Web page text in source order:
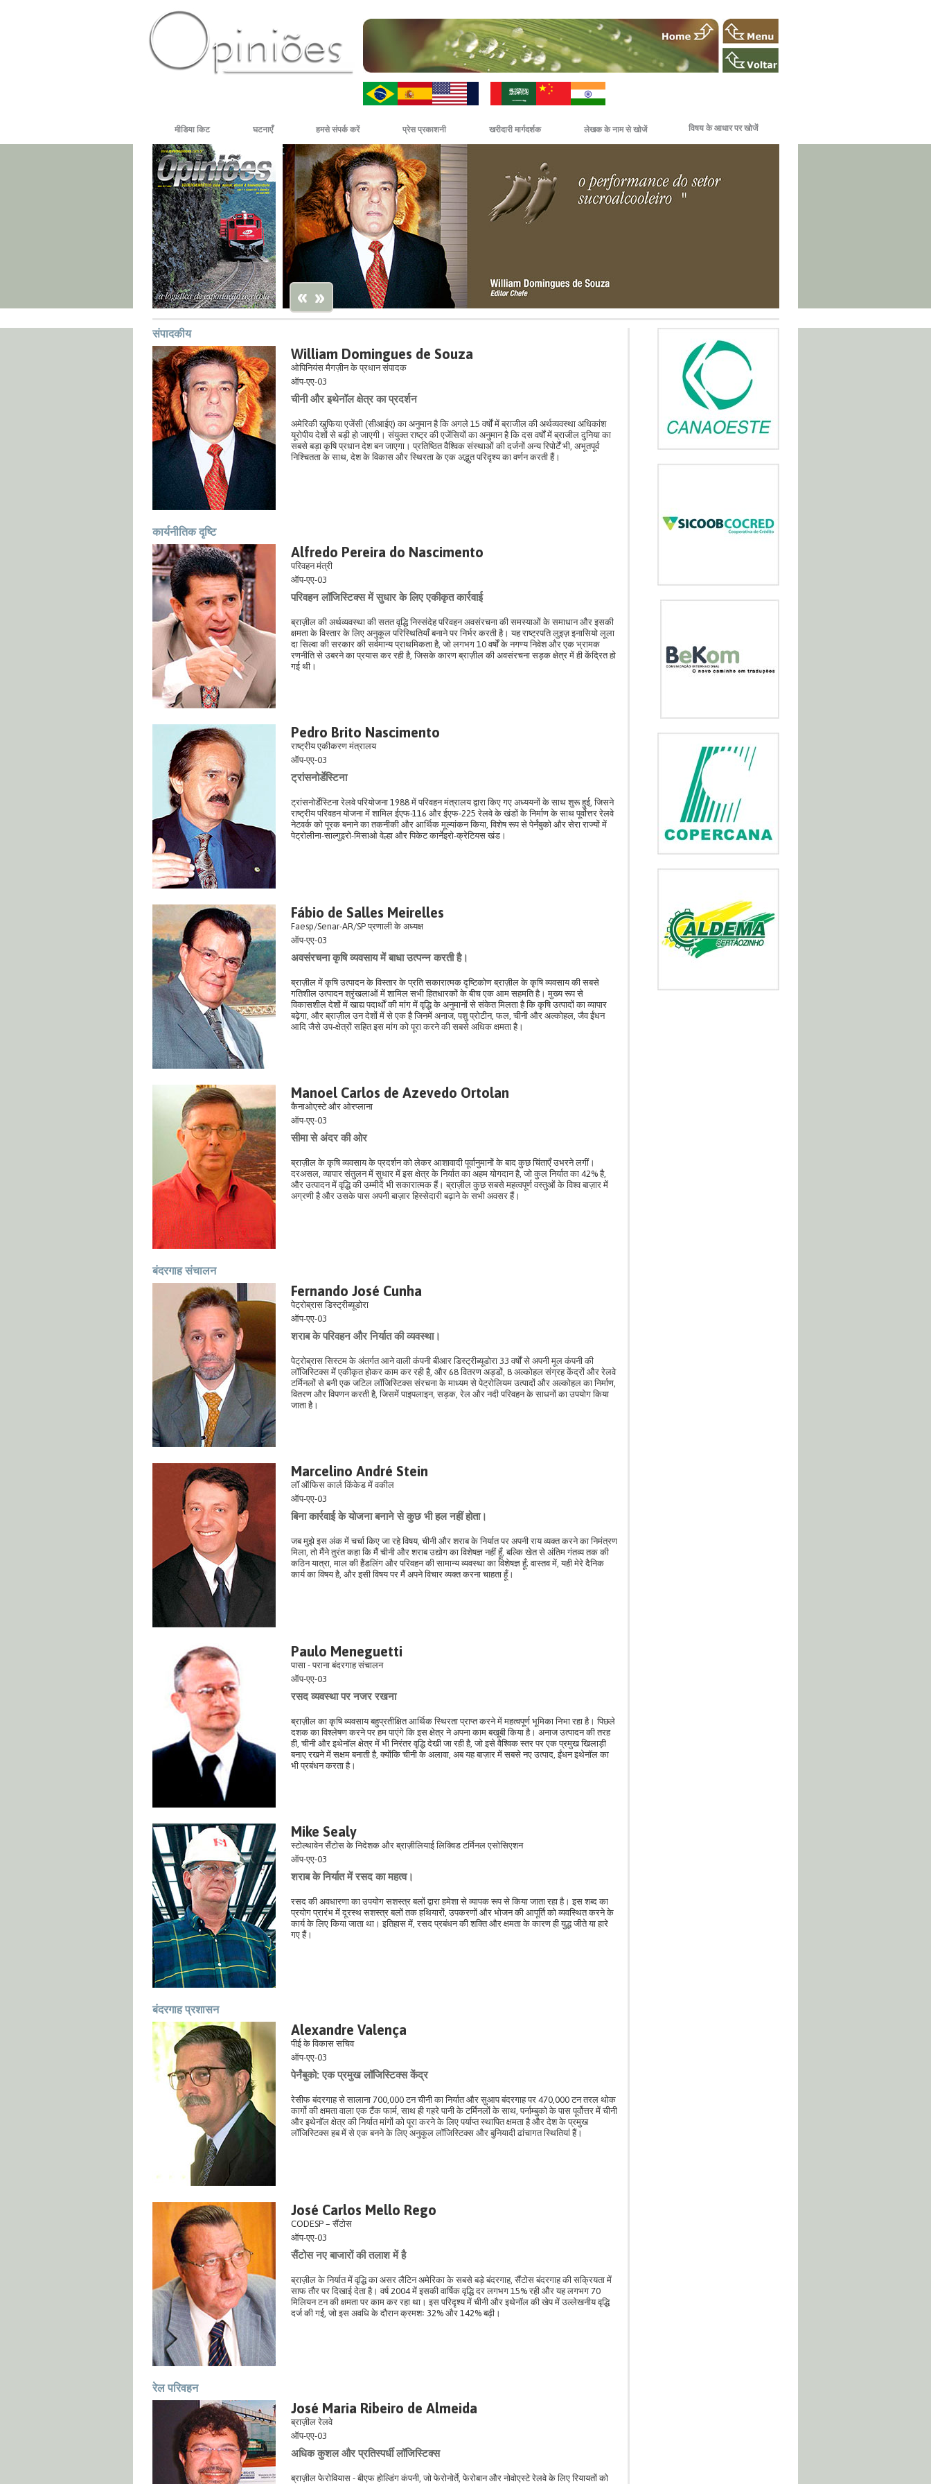
मीडिया किट घटनाएँ हमसे संपर्क करें प्रेस प्रकाशनी खरीदारी मार्गदर्शक लेखक के नाम से खोजें विषय के आधार पर खोजें
संपादकीय
William Domingues de Souza
ओपिनियंस मैगज़ीन के प्रधान संपादक
ऑप-एए-03
चीनी और इथेनॉल क्षेत्र का प्रदर्शन
अमेरिकी खुफिया एजेंसी (सीआईए) का अनुमान है कि अगले 15 वर्षों में ब्राजील की अर्थव्यवस्था अधिकांश
यूरोपीय देशों से बड़ी हो जाएगी। संयुक्त राष्ट्र की एजेंसियों का अनुमान है कि दस वर्षों में ब्राजील दुनिया का
सबसे बड़ा कृषि प्रधान देश बन जाएगा। प्रतिष्ठित वैश्विक संस्थाओं की दर्जनों अन्य रिपोर्टें भी, अभूतपूर्व
निश्चितता के साथ, देश के विकास और स्थिरता के एक अद्भुत परिदृश्य का वर्णन करती हैं।
कार्यनीतिक दृष्टि
Alfredo Pereira do Nascimento
परिवहन मंत्री
ऑप-एए-03
परिवहन लॉजिस्टिक्स में सुधार के लिए एकीकृत कार्रवाई
ब्राज़ील की अर्थव्यवस्था की सतत वृद्धि निस्संदेह परिवहन अवसंरचना की समस्याओं के समाधान और इसकी
क्षमता के विस्तार के लिए अनुकूल परिस्थितियाँ बनाने पर निर्भर करती है। यह राष्ट्रपति लुइज़ इनासियो लूला
दा सिल्वा की सरकार की सर्वमान्य प्राथमिकता है, जो लगभग 10 वर्षों के नगण्य निवेश और एक भ्रामक
रणनीति से उबरने का प्रयास कर रही है, जिसके कारण ब्राज़ील की अवसंरचना सड़क क्षेत्र में ही केंद्रित हो
गई थी।
Pedro Brito Nascimento
राष्ट्रीय एकीकरण मंत्रालय
ऑप-एए-03
ट्रांसनोर्डेस्टिना
ट्रांसनोर्डेस्टिना रेलवे परियोजना 1988 में परिवहन मंत्रालय द्वारा किए गए अध्ययनों के साथ शुरू हुई, जिसने
राष्ट्रीय परिवहन योजना में शामिल ईएफ-116 और ईएफ-225 रेलवे के खंडों के निर्माण के साथ पूर्वोत्तर रेलवे
नेटवर्क को पूरक बनाने का तकनीकी और आर्थिक मूल्यांकन किया, विशेष रूप से पेर्नंबुको और सेरा राज्यों में
पेट्रोलीना-साल्गुइरो-मिसाओ वेल्हा और पिकेट कार्नेइरो-क्रेटियस खंड।
Fábio de Salles Meirelles
Faesp/Senar-AR/SP प्रणाली के अध्यक्ष
ऑप-एए-03
अवसंरचना कृषि व्यवसाय में बाधा उत्पन्न करती है।
ब्राज़ील में कृषि उत्पादन के विस्तार के प्रति सकारात्मक दृष्टिकोण ब्राज़ील के कृषि व्यवसाय की सबसे
गतिशील उत्पादन श्रृंखलाओं में शामिल सभी हितधारकों के बीच एक आम सहमति है। मुख्य रूप से
विकासशील देशों में खाद्य पदार्थों की मांग में वृद्धि के अनुमानों से संकेत मिलता है कि कृषि उत्पादों का व्यापार
बढ़ेगा, और ब्राज़ील उन देशों में से एक है जिनमें अनाज, पशु प्रोटीन, फल, चीनी और अल्कोहल, जैव ईंधन
आदि जैसे उप-क्षेत्रों सहित इस मांग को पूरा करने की सबसे अधिक क्षमता है।
Manoel Carlos de Azevedo Ortolan
कैनाओएस्टे और ओरप्लाना
ऑप-एए-03
सीमा से अंदर की ओर
ब्राज़ील के कृषि व्यवसाय के प्रदर्शन को लेकर आशावादी पूर्वानुमानों के बाद कुछ चिंताएँ उभरने लगीं।
दरअसल, व्यापार संतुलन में सुधार में इस क्षेत्र के निर्यात का अहम योगदान है, जो कुल निर्यात का 42% है,
और उत्पादन में वृद्धि की उम्मीदें भी सकारात्मक हैं। ब्राज़ील कुछ सबसे महत्वपूर्ण वस्तुओं के विश्व बाज़ार में
अग्रणी है और उसके पास अपनी बाज़ार हिस्सेदारी बढ़ाने के सभी अवसर हैं।
बंदरगाह संचालन
Fernando José Cunha
पेट्रोब्रास डिस्ट्रीब्यूडोरा
ऑप-एए-03
शराब के परिवहन और निर्यात की व्यवस्था।
पेट्रोब्रास सिस्टम के अंतर्गत आने वाली कंपनी बीआर डिस्ट्रीब्यूडोरा 33 वर्षों से अपनी मूल कंपनी की
लॉजिस्टिक्स में एकीकृत होकर काम कर रही है, और 68 वितरण अड्डों, 8 अल्कोहल संग्रह केंद्रों और रेलवे
टर्मिनलों से बनी एक जटिल लॉजिस्टिक्स संरचना के माध्यम से पेट्रोलियम उत्पादों और अल्कोहल का निर्माण,
वितरण और विपणन करती है, जिसमें पाइपलाइन, सड़क, रेल और नदी परिवहन के साधनों का उपयोग किया
जाता है।
Marcelino André Stein
लॉ ऑफिस कार्ल किंकेड में वकील
ऑप-एए-03
बिना कार्रवाई के योजना बनाने से कुछ भी हल नहीं होता।
जब मुझे इस अंक में चर्चा किए जा रहे विषय, चीनी और शराब के निर्यात पर अपनी राय व्यक्त करने का निमंत्रण
मिला, तो मैंने तुरंत कहा कि मैं चीनी और शराब उद्योग का विशेषज्ञ नहीं हूँ, बल्कि खेत से अंतिम गंतव्य तक की
कठिन यात्रा, माल की हैंडलिंग और परिवहन की सामान्य व्यवस्था का विशेषज्ञ हूँ; वास्तव में, यही मेरे दैनिक
कार्य का विषय है, और इसी विषय पर मैं अपने विचार व्यक्त करना चाहता हूँ।
Paulo Meneguetti
पासा - पराना बंदरगाह संचालन
ऑप-एए-03
रसद व्यवस्था पर नजर रखना
ब्राज़ील का कृषि व्यवसाय बहुप्रतीक्षित आर्थिक स्थिरता प्राप्त करने में महत्वपूर्ण भूमिका निभा रहा है। पिछले
दशक का विश्लेषण करने पर हम पाएंगे कि इस क्षेत्र ने अपना काम बखूबी किया है। अनाज उत्पादन की तरह
ही, चीनी और इथेनॉल क्षेत्र में भी निरंतर वृद्धि देखी जा रही है, जो इसे वैश्विक स्तर पर एक प्रमुख खिलाड़ी
बनाए रखने में सक्षम बनाती है, क्योंकि चीनी के अलावा, अब यह बाज़ार में सबसे नए उत्पाद, ईंधन इथेनॉल का
भी प्रबंधन करता है।
Mike Sealy
स्टोल्थावेन सैंटोस के निदेशक और ब्राज़ीलियाई लिक्विड टर्मिनल एसोसिएशन
ऑप-एए-03
शराब के निर्यात में रसद का महत्व।
रसद की अवधारणा का उपयोग सशस्त्र बलों द्वारा हमेशा से व्यापक रूप से किया जाता रहा है। इस शब्द का
प्रयोग प्रारंभ में दूरस्थ सशस्त्र बलों तक हथियारों, उपकरणों और भोजन की आपूर्ति को व्यवस्थित करने के
कार्य के लिए किया जाता था। इतिहास में, रसद प्रबंधन की शक्ति और क्षमता के कारण ही युद्ध जीते या हारे
गए हैं।
बंदरगाह प्रशासन
Alexandre Valença
पीई के विकास सचिव
ऑप-एए-03
पेर्नंबुको: एक प्रमुख लॉजिस्टिक्स केंद्र
रेसीफ बंदरगाह से सालाना 700,000 टन चीनी का निर्यात और सुआप बंदरगाह पर 470,000 टन तरल थोक
कार्गो की क्षमता वाला एक टैंक फार्म, साथ ही गहरे पानी के टर्मिनलों के साथ, पर्नाम्बुको के पास पूर्वोत्तर में चीनी
और इथेनॉल क्षेत्र की निर्यात मांगों को पूरा करने के लिए पर्याप्त स्थापित क्षमता है और देश के प्रमुख
लॉजिस्टिक्स हब में से एक बनने के लिए अनुकूल लॉजिस्टिक्स और बुनियादी ढांचागत स्थितियां हैं।
José Carlos Mello Rego
CODESP – सैंटोस
ऑप-एए-03
सैंटोस नए बाजारों की तलाश में है
ब्राज़ील के निर्यात में वृद्धि का असर लैटिन अमेरिका के सबसे बड़े बंदरगाह, सैंटोस बंदरगाह की सक्रियता में
साफ तौर पर दिखाई देता है। वर्ष 2004 में इसकी वार्षिक वृद्धि दर लगभग 15% रही और यह लगभग 70
मिलियन टन की क्षमता पर काम कर रहा था। इस परिदृश्य में चीनी और इथेनॉल की खेप में उल्लेखनीय वृद्धि
दर्ज की गई, जो इस अवधि के दौरान क्रमशः 32% और 142% बढ़ी।
रेल परिवहन
José Maria Ribeiro de Almeida
ब्राज़ील रेलवे
ऑप-एए-03
अधिक कुशल और प्रतिस्पर्धी लॉजिस्टिक्स
ब्राज़ील फेरोवियास - बीएफ होल्डिंग कंपनी, जो फेरोनोर्ते, फेरोबान और नोवोएस्टे रेलवे के लिए रियायतों को